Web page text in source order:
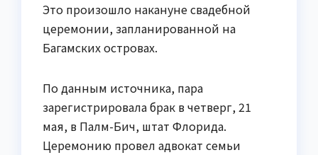
Это произошло накануне свадебной
церемонии, запланированной на
Багамских островах.
По данным источника, пара
зарегистрировала брак в четверг, 21
мая, в Палм-Бич, штат Флорида.
Церемонию провел адвокат семьи